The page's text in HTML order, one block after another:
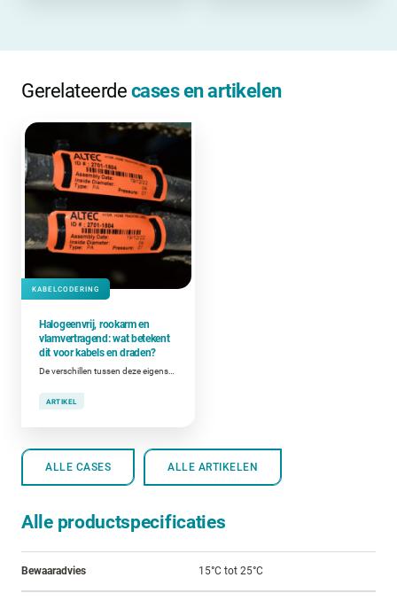
Gerelateerde cases en artikelen
KABELCODERING
Halogeenvrij, rookarm en
vlamvertragend: wat betekent
dit voor kabels en draden?
ARTIKEL
ALLE CASES ALLE ARTIKELEN
Alle productspecificaties
Bewaaradvies 15°C tot 25°C